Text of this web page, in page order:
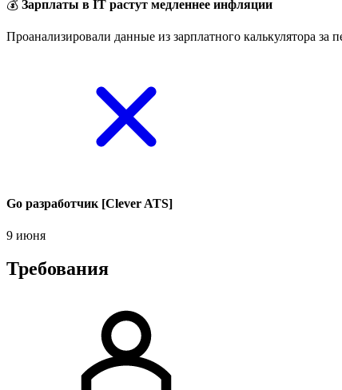
💰 Зарплаты в IT растут медленнее инфляции
Проанализировали данные из зарплатного калькулятора за
Go разработчик [Clever ATS]
9 июня
Требования